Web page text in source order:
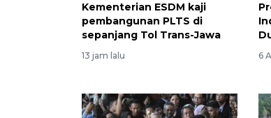
Kementerian ESDM kaji
pembangunan PLTS di
sepanjang Tol Trans-Jawa
13 jam lalu 6